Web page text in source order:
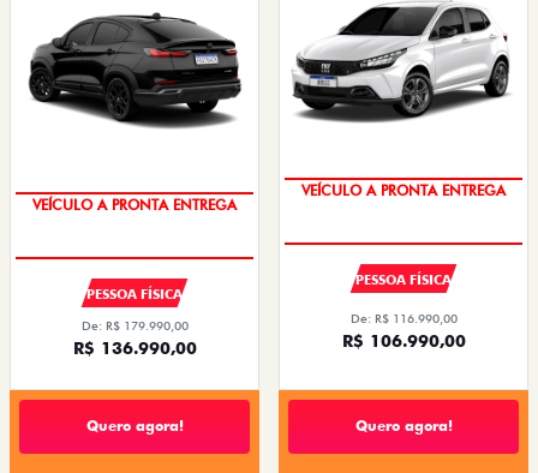
VEÍCULO A PRONTA ENTREGA
PESSOA FÍSICA
De: R$ 179.990,00
R$ 136.990,00
Quero agora!
VEÍCULO A PRONTA ENTREGA
PESSOA FÍSICA
De: R$ 116.990,00
R$ 106.990,00
Quero agora!